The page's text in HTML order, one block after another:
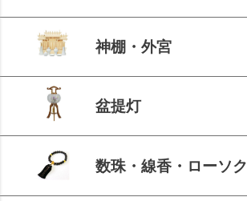
神棚・外宮
盆提灯
数珠・線香・ローソク